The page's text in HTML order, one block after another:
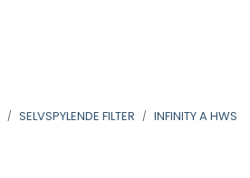
SELVSPYLENDE FILTER INFINITY A HWS